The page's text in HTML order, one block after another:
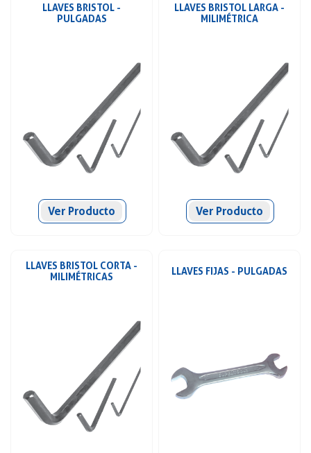
LLAVES BRISTOL -
PULGADAS
Ver Producto
LLAVES BRISTOL LARGA -
MILIMÉTRICA
Ver Producto
LLAVES BRISTOL CORTA -
MILIMÉTRICAS
LLAVES FIJAS - PULGADAS